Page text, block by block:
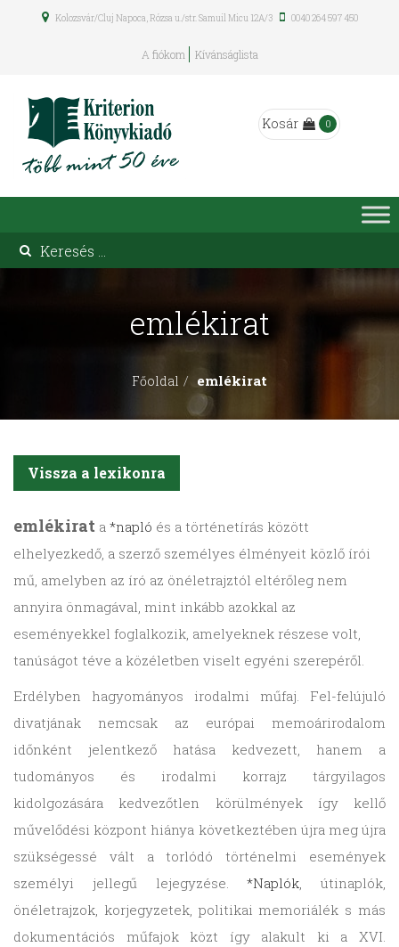
Kolozsvár/Cluj Napoca, Rózsa u./str. Samuil Micu 12A/3 0040 264 597 450
A fiókom Kívánságlista
Kosár 0
emlékirat
Főoldal emlékirat
Vissza a lexikonra
emlékirat a *napló és a történetírás között
elhelyezkedő, a szerző személyes élményeit közlő írói
mű, amelyben az író az önéletrajztól eltérőleg nem
annyira önmagával, mint inkább azokkal az
eseményekkel foglalkozik, amelyeknek részese volt,
tanúságot téve a közéletben viselt egyéni szerepéről.
Erdélyben hagyományos irodalmi műfaj. Fel-felújuló
divatjának nemcsak az európai memoárirodalom
időnként jelentkező hatása kedvezett, hanem a
tudományos és irodalmi korrajz tárgyilagos
kidolgozására kedvezőtlen körülmények így kellő
művelődési központ hiánya következtében újra meg újra
szükségessé vált a torlódó történelmi események
személyi jellegű lejegyzése.*Naplók, útinaplók,
önéletrajzok, korjegyzetek, politikai memoriálék s más
dokumentációs műfajok közt így alakult ki a XVI.